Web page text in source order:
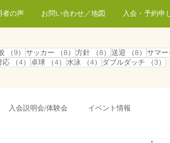
者の声 お問い合わせ／地図 入会・予約申
（9） 9件の記事
サッカー （8） 8件の記事
方針 （8） 8件の記事
送迎 （8） 8件の
サマ
応 （4） 4件の記事
卓球 （4） 4件の記事
水泳 （4） 4件の記事
ダブルダッチ （3）
入会説明会/体験会 イベント情報